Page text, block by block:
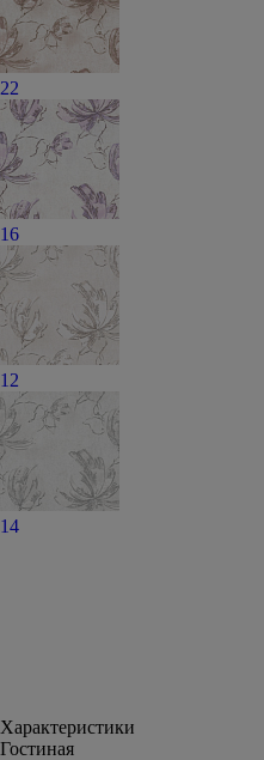
22
16
12
14
Характеристики
Гостиная